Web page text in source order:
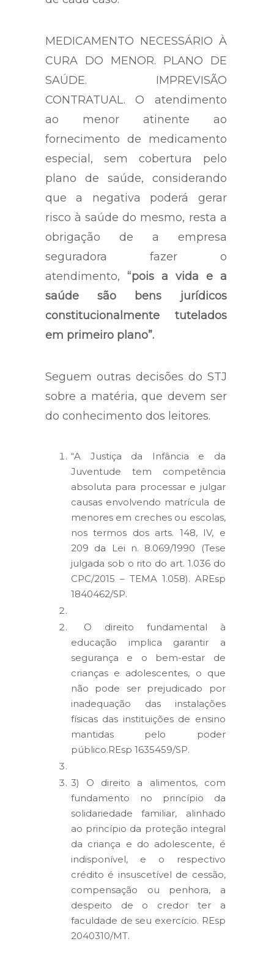
MEDICAMENTO NECESSÁRIO À
CURA DO MENOR. PLANO DE
SAÚDE. IMPREVISÃO
CONTRATUAL. O atendimento
ao menor atinente ao
fornecimento de medicamento
especial, sem cobertura pelo
plano de saúde, considerando
que a negativa poderá gerar
risco à saúde do mesmo, resta a
obrigação de a empresa
seguradora fazer o
atendimento, “pois a vida e a
saúde são bens jurídicos
constitucionalmente tutelados
em primeiro plano”.
Seguem outras decisões do STJ
sobre a matéria, que devem ser
do conhecimento dos leitores.
“A Justiça da Infância e da
Juventude tem competência
absoluta para processar e julgar
causas envolvendo matrícula de
menores em creches ou escolas,
nos termos dos arts. 148, IV, e
209 da Lei n. 8.069/1990 (Tese
julgada sob o rito do art. 1.036 do
CPC/2015 – TEMA 1.058). AREsp
1840462/SP.
O direito fundamental à
educação implica garantir a
segurança e o bem-estar de
crianças e adolescentes, o que
não pode ser prejudicado por
inadequação das instalações
físicas das instituições de ensino
mantidas pelo poder
público.REsp 1635459/SP.
3) O direito a alimentos, com
fundamento no princípio da
solidariedade familiar, alinhado
ao princípio da proteção integral
da criança e do adolescente, é
indisponível, e o respectivo
crédito é insuscetível de cessão,
compensação ou penhora, a
despeito de o credor ter a
faculdade de seu exercício. REsp
2040310/MT.